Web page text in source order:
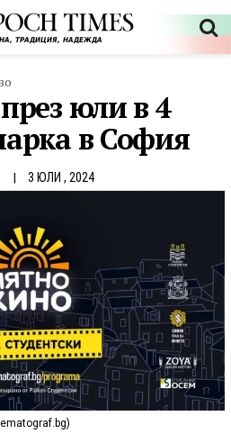
юли в 4
в София
3 ЮЛИ , 2024